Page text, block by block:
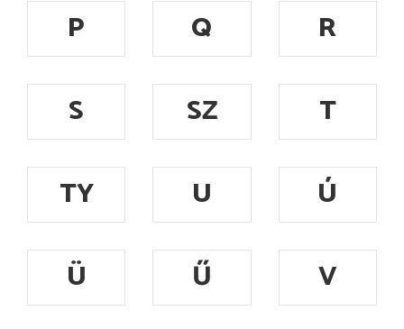
P
Q
R
S
SZ
T
TY
U
Ú
Ü
Ű
V